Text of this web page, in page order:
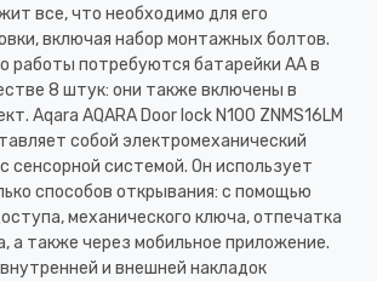
все, что необходимо для его
включая набор монтажных болтов.
работы потребуются батарейки АА в
8 штук: они также включены в
Aqara AQARA Door lock N100 ZNMS16LM
собой электромеханический
сенсорной системой. Он использует
способов открывания: с помощью
механического ключа, отпечатка
а также через мобильное приложение.
и внешней накладок